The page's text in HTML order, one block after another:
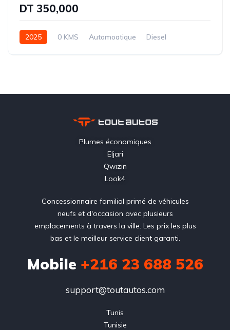
DT 350,000
2025 0 KMS Automoatique
Diesel
Plumes économiques
Eljari
Qwizin
Look4
Concessionnaire familial primé de véhicules
neufs et d'occasion avec plusieurs
emplacements à travers la ville. Les prix les plus
bas et le meilleur service client garanti.
Mobile +216 23 688 526
support@toutautos.com
Tunis
Tunisie